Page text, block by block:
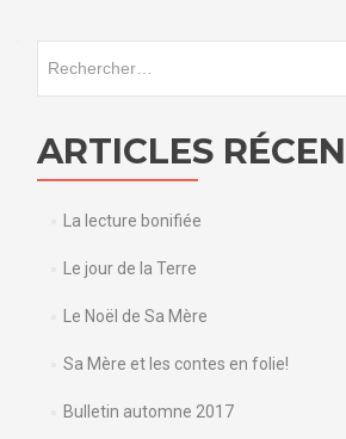
ARTICLES
La lecture bonifiée
Le jour de la Terre
Le Noël de Sa Mère
Sa Mère et les contes en folie!
Bulletin automne 2017